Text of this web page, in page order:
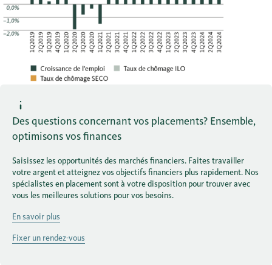
Des questions concernant vos placements? Ensemble,
optimisons vos finances
Saisissez les opportunités des marchés financiers. Faites travailler
votre argent et atteignez vos objectifs financiers plus rapidement. Nos
spécialistes en placement sont à votre disposition pour trouver avec
vous les meilleures solutions pour vos besoins.
En savoir plus
Fixer un rendez-vous